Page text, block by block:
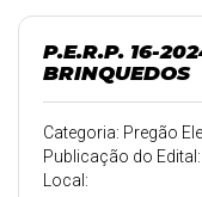
P.E.R.P. 16-
BRINQUEDOS
Categoria: Pregão
Publicação do
Local: